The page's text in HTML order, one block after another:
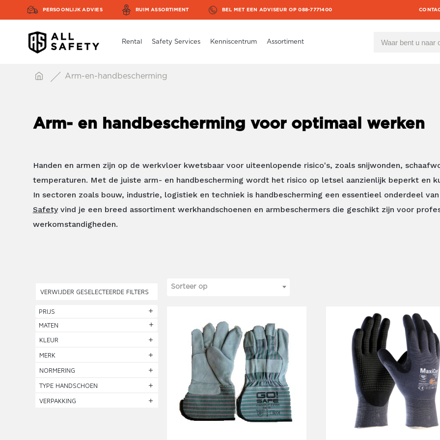
PERSOONLIJK ADVIES RUIM ASSORTIMENT BEL MET EEN ADVISEUR OP 088-7771400
Rental Safety Services Kenniscentrum Assortiment
Arm-en-handbescherming
Arm- en handbescherming voor optimaal werken
Handen en armen zijn op de werkvloer kwetsbaar voor uiteenlopende risico's, zoals snijwonden,
temperaturen. Met de juiste arm- en handbescherming wordt het risico op letsel aanzienlijk beperkt en
In sectoren zoals bouw, industrie, logistiek en techniek is handbescherming een essentieel onderdeel
Safetyvind je een breed assortiment werkhandschoenen en armbeschermers die geschikt zijn voor
werkomstandigheden.
VERWIJDER GESELECTEERDE FILTERS
PRIJS
MATEN
KLEUR
MERK
NORMERING
TYPE HANDSCHOEN
VERPAKKING
Sorteer op